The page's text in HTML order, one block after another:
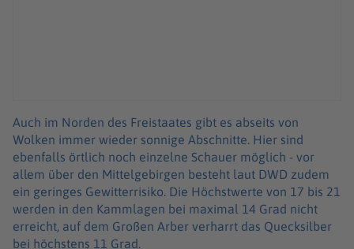
Auch im Norden des Freistaates gibt es abseits von
Wolken immer wieder sonnige Abschnitte. Hier sind
ebenfalls örtlich noch einzelne Schauer möglich - vor
allem über den Mittelgebirgen besteht laut DWD zudem
ein geringes Gewitterrisiko. Die Höchstwerte von 17 bis 21
werden in den Kammlagen bei maximal 14 Grad nicht
erreicht, auf dem Großen Arber verharrt das Quecksilber
bei höchstens 11 Grad.